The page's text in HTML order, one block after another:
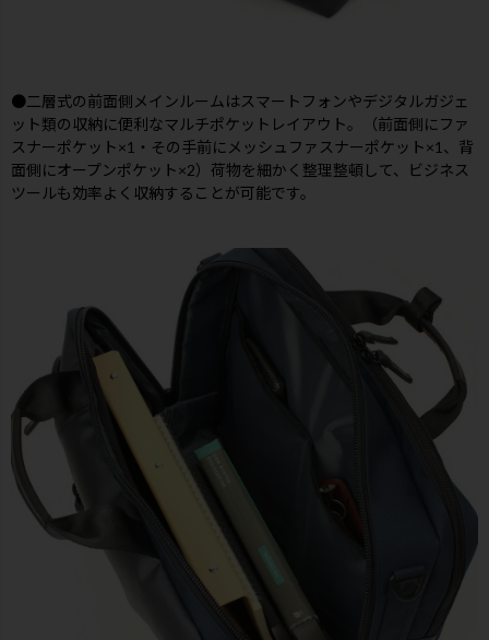
●二層式の前面側メインルームはスマートフォンやデジタルガジェ
ット類の収納に便利なマルチポケットレイアウト。（前面側にファ
スナーポケット×1・その手前にメッシュファスナーポケット×1、背
面側にオープンポケット×2）荷物を細かく整理整頓して、ビジネス
ツールも効率よく収納することが可能です。